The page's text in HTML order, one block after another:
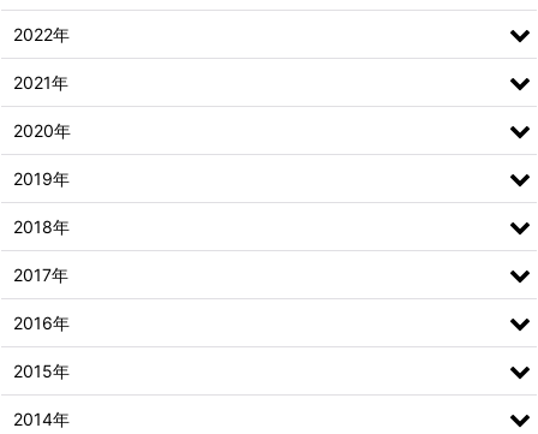
2022年
2021年
2020年
2019年
2018年
2017年
2016年
2015年
2014年